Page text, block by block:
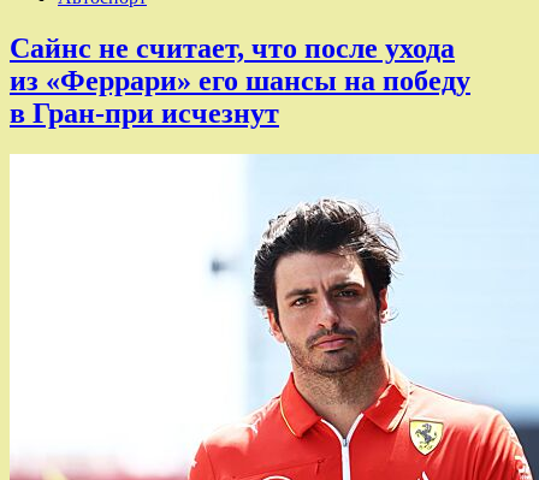
Сайнс не считает, что после ухода
из «Феррари» его шансы на победу
в Гран-при исчезнут